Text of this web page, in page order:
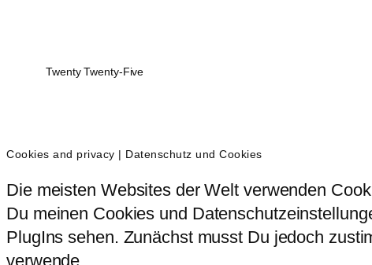
Twenty Twenty-Five
Cookies and privacy | Datenschutz und Cookies
Die meisten Websites der Welt verwenden
Du meinen Cookies und
PlugIns sehen. Zunächst musst Du jedoch
verwende.